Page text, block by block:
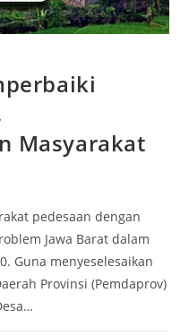
Masyarakat
pedesaan dengan
Jawa Barat dalam
Guna menyeselesaikan
Provinsi (Pemdaprov)